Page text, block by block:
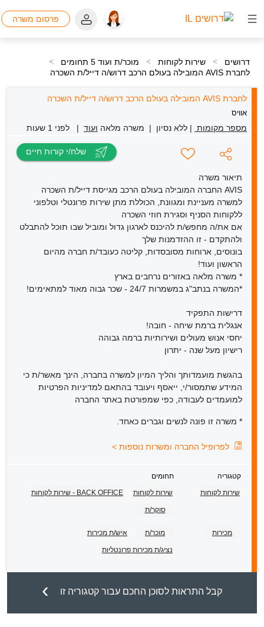
פרסום משרה
דרושים > שירות לקוחות > מוכר/ת ועוד 5 תחומים
>
לחברת AVIS המובילה בעולם הרכב דרוש/ה דייל/ת השכרה
לחברת AVIS המובילה בעולם הרכב דרוש/ה דייל/ת השכרה
אוויס
מספר מקומות | ללא נסיון | משרה מלאה ועוד | לפני 1 שעות
תיאור משרה
AVIS החברה המובילה בעולם הרכב מגייסת דייל/ת השכרה
למשרה מעניינת ומגוונת, הכוללת מתן שירות פרונטלי וטלפוני
ללקוחות הסניף וסגירת חוזי השכרה
אם את/ה מחפש/ת להיכנס לארגון גדול ומוביל שבו תוכל להתבלט
ולהתקדם - זו ההזדמנות שלך
בונוסים, ארוחות מסובסדות, קליטה כעובד/ת חברה מהיום
הראשון ועוד!
* משרה מלאה באזורים נרחבים בארץ
*המשרה בנתב"ג במשמרות 24/7 - שכר גבוה מאוד למתאימים!
דרישות התפקיד
אנגלית ברמת שיחה - חובה!
יחסי אנוש מעולים ושירותיות ברמה גבוהה
רישיון מעל שנה - יתרון
בהגשת מועמדותך והליך המיון למשרה בחברה, הינך מאשר/ת כי
המידע שתמסור/י, ייאסף ויעובד בהתאם למדיניות הפרטיות
למועמדים לעבודה, כפי שמפורטת באתר החברה
* משרה זו פונה לנשים וגברים כאחד.
לפרופיל החברה ומשרות נוספות >
קטגוריה
תחומים
שירות לקוחות
שירות לקוחות BACK OFFICE - שירות לקוחות
סוקר/ת
מכירות מוכר/ת איש/ת מכירות
נציג/ת מכירות פרונטליות
קבל התראות לסוכן החכם עבור קטגוריה זו